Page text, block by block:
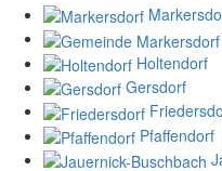
Holtendorf
Gersdorf
Pfaffendorf